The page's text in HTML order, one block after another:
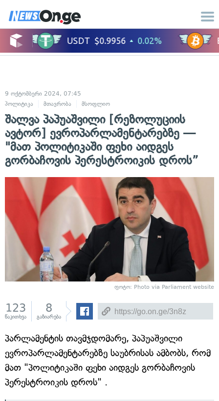
9 ოქტომბერი 2024, 07:45
პოლიტიკა
მთავრობა მსოფლიო
შალვა პაპუაშვილი [რეზოლუციის
ავტორ] ევროპარლამენტარებზე —
"მათ პოლიტიკაში ფეხი აიდგეს
გორბაჩოვის პერესტროიკის დროს”
ფოტო: Photo via Parliament website
123
წაკითხვა
8
გაზიარება
პარლამენტის თავმჯდომარე, პაპუაშვილი
ევროპარლამენტარებზე საუბრისას ამბობს, რომ
მათ "პოლიტიკაში ფეხი აიდგეს გორბაჩოვის
პერესტროიკის დროს" .